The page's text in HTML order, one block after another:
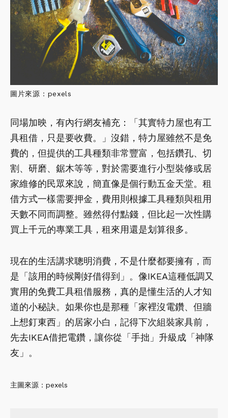
圖片來源：pexels
同場加映，有內行網友補充：「其實特力屋也有工
具租借，只是要收費。」沒錯，特力屋雖然不是免
費的，但提供的工具種類非常豐富，包括鑽孔、切
割、研磨、鋸木等等，對於需要進行小型裝修或居
家維修的民眾來說，簡直像是個行動五金天堂。租
借方式一樣需要押金，費用則根據工具種類與租用
天數不同而調整。雖然得付點錢，但比起一次性購
買上千元的專業工具，租來用還是划算很多。
現在的生活講求聰明消費，不是什麼都要擁有，而
是「該用的時候剛好借得到」。像IKEA這種低調又
實用的免費工具租借服務，真的是懂生活的人才知
道的小秘訣。如果你也是那種「家裡沒電鑽、但牆
上想釘東西」的居家小白，記得下次組裝家具前，
先去IKEA借把電鑽，讓你從「手拙」升級成「神隊
友」。
主圖來源：pexels